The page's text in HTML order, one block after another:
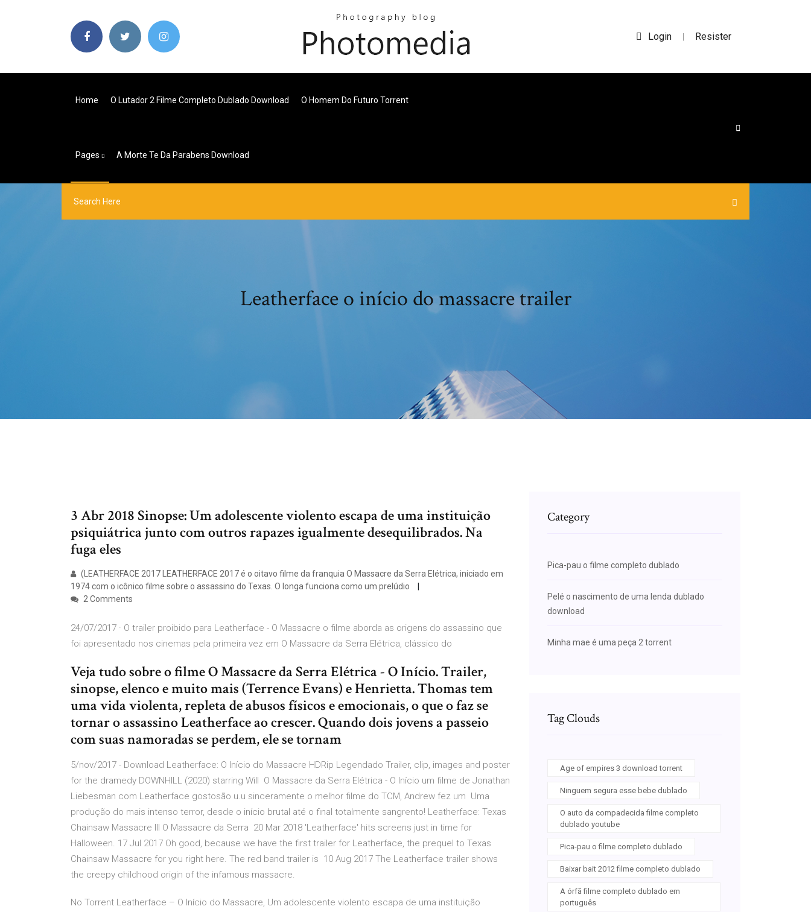
Login | Resister
Home O Lutador 2 Filme Completo Dublado Download O Homem Do Futuro Torrent
Pages A Morte Te Da Parabens Download
Leatherface o início do massacre trailer
3 Abr 2018 Sinopse: Um adolescente violento escapa de uma instituição
psiquiátrica junto com outros rapazes igualmente desequilibrados. Na
fuga eles
(LEATHERFACE 2017 LEATHERFACE 2017 é o oitavo filme da franquia O Massacre da Serra Elétrica, iniciado em
1974 com o icônico filme sobre o assassino do Texas. O longa funciona como um prelúdio
2 Comments
24/07/2017 · O trailer proibido para Leatherface - O Massacre o filme aborda as origens do assassino que
foi apresentado nos cinemas pela primeira vez em O Massacre da Serra Elétrica, clássico do
Veja tudo sobre o filme O Massacre da Serra Elétrica - O Início. Trailer,
sinopse, elenco e muito mais (Terrence Evans) e Henrietta. Thomas tem
uma vida violenta, repleta de abusos físicos e emocionais, o que o faz se
tornar o assassino Leatherface ao crescer. Quando dois jovens a passeio
com suas namoradas se perdem, ele se tornam
5/nov/2017 - Download Leatherface: O Início do Massacre HDRip Legendado Trailer, clip, images and poster
for the dramedy DOWNHILL (2020) starring Will O Massacre da Serra Elétrica - O Início um filme de Jonathan
Liebesman com Leatherface gostosão u.u sinceramente o melhor filme do TCM, Andrew fez um Uma
produção do mais intenso terror, desde o início brutal até o final totalmente sangrento! Leatherface: Texas
Chainsaw Massacre III O Massacre da Serra 20 Mar 2018 'Leatherface' hits screens just in time for
Halloween. 17 Jul 2017 Oh good, because we have the first trailer for Leatherface, the prequel to Texas
Chainsaw Massacre for you right here. The red band trailer is 10 Aug 2017 The Leatherface trailer shows
the creepy childhood origin of the infamous massacre.
No Torrent Leatherface – O Início do Massacre, Um adolescente violento escapa de uma instituição
Category
Pica-pau o filme completo dublado
Pelé o nascimento de uma lenda dublado
download
Minha mae é uma peça 2 torrent
Tag Clouds
Age of empires 3 download torrent
Ninguem segura esse bebe dublado
O auto da compadecida filme completo
dublado youtube
Pica-pau o filme completo dublado
Baixar bait 2012 filme completo dublado
A órfã filme completo dublado em
português